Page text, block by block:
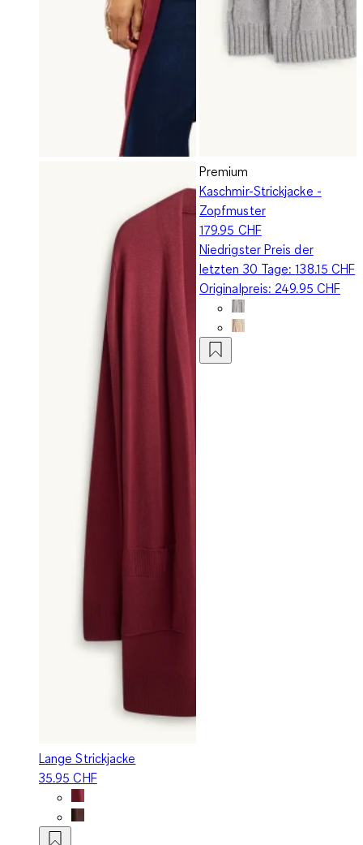
Lange Strickjacke
35.95 CHF
Premium
Kaschmir-Strickjacke -
Zopfmuster
179.95 CHF
Niedrigster Preis der
letzten 30 Tage:138.15 CHF
Originalpreis: 249.95 CHF